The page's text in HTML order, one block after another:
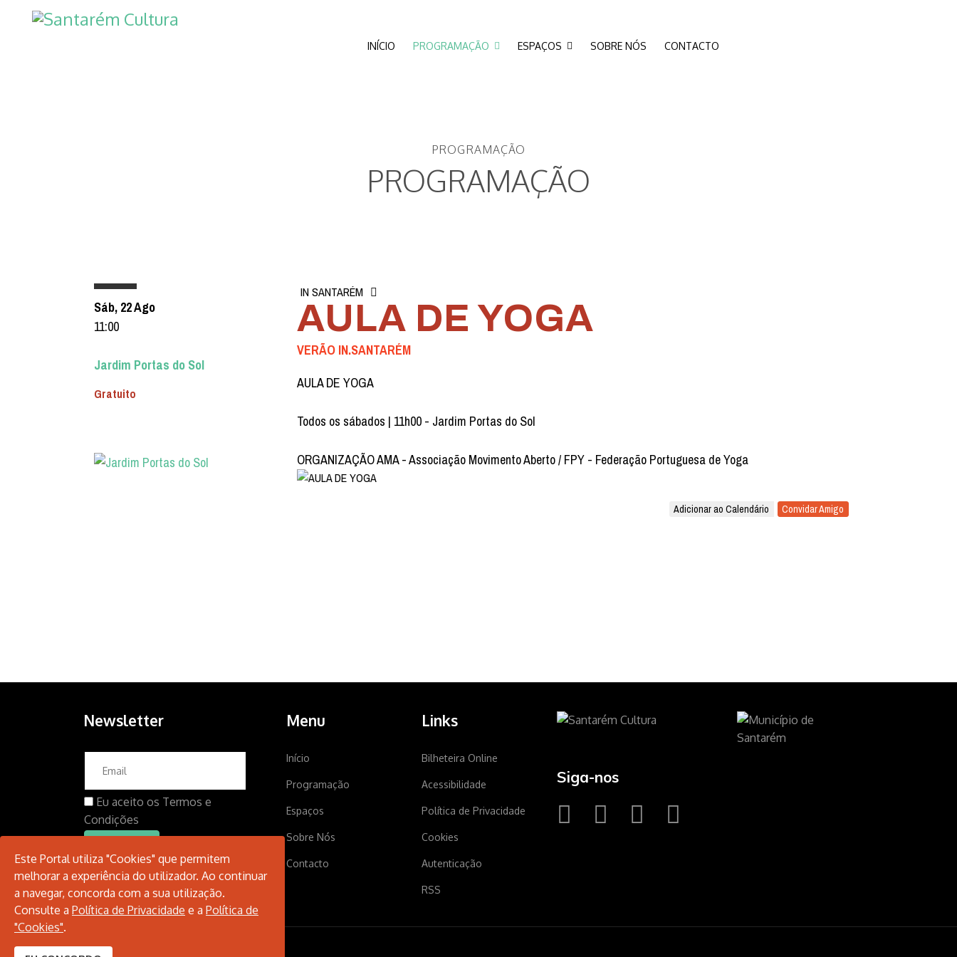
INÍCIO PROGRAMAÇÃO ESPAÇOS SOBRE NÓS CONTACTO
PROGRAMAÇÃO
PROGRAMAÇÃO
Sáb, 22 Ago
11:00
Jardim Portas do Sol
Gratuito
IN SANTARÉM
AULA DE YOGA
VERÃO IN.SANTARÉM
AULA DE YOGA
Todos os sábados | 11h00 - Jardim Portas do Sol
ORGANIZAÇÃO AMA - Associação Movimento Aberto / FPY - Federação Portuguesa de Yoga
Adicionar ao Calendário Convidar Amigo
Newsletter
Eu aceito os Termos e
Condições
Menu
Início
Programação
Espaços
Sobre Nós
Contacto
Links
Bilheteira Online
Acessibilidade
Política de Privacidade
Cookies
Autenticação
RSS
Siga-nos
Este Portal utiliza "Cookies" que permitem
melhorar a experiência do utilizador. Ao continuar
a navegar, concorda com a sua utilização.
Consulte a Política de Privacidade e a Política de
"Cookies".